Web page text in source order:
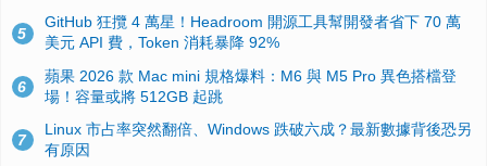
5
GitHub 狂攬 4 萬星！Headroom 開源工具幫開發者省下 70 萬
美元 API 費，Token 消耗暴降 92%
6
蘋果 2026 款 Mac mini 規格爆料：M6 與 M5 Pro 異色搭檔登
場！容量或將 512GB 起跳
7
Linux 市占率突然翻倍、Windows 跌破六成？最新數據背後恐另
有原因